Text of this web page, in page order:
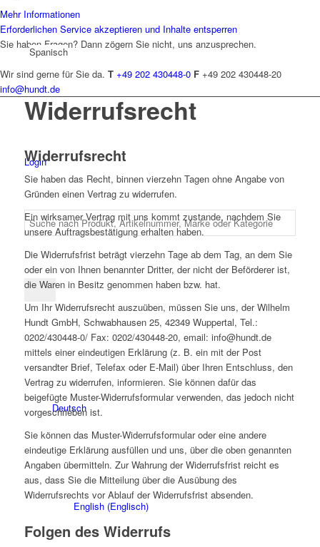
Spanisch
Login
Deutsch
English(Englisch)
Mehr Informationen
Erforderlichen Service akzeptieren und Inhalte entsperren
Sie haben Fragen? Dann zögern Sie nicht, uns anzusprechen.
Wir sind gerne für Sie da. T +49 202 430448-0 F +49 202 430448-20
info@hundt.de
Widerrufsrecht
Widerrufsrecht
Sie haben das Recht, binnen vierzehn Tagen ohne Angabe von
Gründen einen Vertrag zu widerrufen.
Ein wirksamer Vertrag mit uns kommt zustande, nachdem Sie
unsere Auftragsbestätigung erhalten haben.
Die Widerrufsfrist beträgt vierzehn Tage ab dem Tag, an dem Sie
oder ein von Ihnen benannter Dritter, der nicht der Beförderer ist,
die Waren in Besitz genommen haben bzw. hat.
Um Ihr Widerrufsrecht auszuüben, müssen Sie uns, der Wilhelm
Hundt GmbH, Schwabhausen 25, 42349 Wuppertal, Tel.:
0202/430448-0/ Fax: 0202/430448-20, email: info@hundt.de
mittels einer eindeutigen Erklärung (z. B. ein mit der Post
versandter Brief, Telefax oder E-Mail) über Ihren Entschluss, den
Vertrag zu widerrufen, informieren. Sie können dafür das
beigefügte Muster-Widerrufsformular verwenden, das jedoch nicht
vorgeschrieben ist.
Sie können das Muster-Widerrufsformular oder eine andere
eindeutige Erklärung ausfüllen und uns, über die oben genannten
Angaben übermitteln. Zur Wahrung der Widerrufsfrist reicht es
aus, dass Sie die Mitteilung über die Ausübung des
Widerrufsrechts vor Ablauf der Widerrufsfrist absenden.
Folgen des Widerrufs